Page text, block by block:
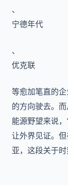
、
宁德年代
、
优克联
等愈加笔直的
的方向驶去。
能源野望来说
让外界见证。
亚，这段关于